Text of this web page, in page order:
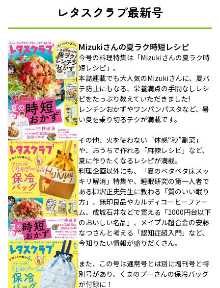
レタスクラブ最新号
Mizukiさんの夏ラク時短レシピ
今号の料理特集は「Mizukiさんの夏ラク時
短レシピ」。
本誌連載でも大人気のMizukiさんに、夏バ
テ防止にもなる、栄養満点の手間なしレシ
ピをたっぷり教えていただきました!
レンチンおかずやワンパンパスタなど、暑
い夏を乗り切るテクが満載です。
その他、火を使わない「体感“秒”副菜」
や、おうちで作れる「麻辣レシピ」など、
夏に作りたくなるレシピが満載。
料理企画以外にも、「夏のベタベタ床スッ
キリ解消」特集や、睡眠研究の第一人者で
ある柳沢正史先生に教わる「質のいい眠り
方」、無印良品やカルディコーヒーファー
ム、成城石井などで買える「1000円台以下
のおいしい名品」、メイプル超合金の安藤
なつさんと考える「認知症超入門」など、
今知りたい情報が盛りだくさん。
また、この号は通常号とは別に増刊号と特
別号があり、くまのプーさんの保冷バッグ
が付録に！